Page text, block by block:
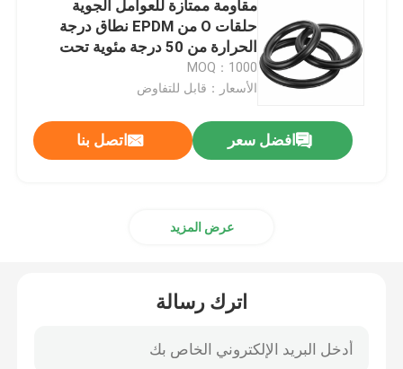
PTFE المغلفة يا الدائري
حلقة احتياطية
مقاومة ممتازة للعوامل الجوية
حلقات O من EPDM نطاق درجة
الحرارة من 50 درجة مئوية تحت
مقاومة تآكل فائقة
MOQ：1000
الأسعار：قابل للتفاوض
افضل سعر اتصل بنا
عرض المزيد
اترك رسالة